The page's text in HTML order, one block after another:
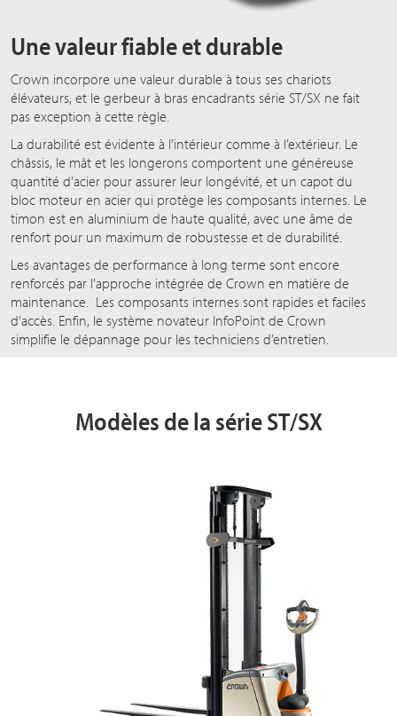
Une valeur fiable et durable
Crown incorpore une valeur durable à tous ses chariots
élévateurs, et le gerbeur à bras encadrants série ST/SX ne fait
pas exception à cette règle.
La durabilité est évidente à l’intérieur comme à l’extérieur. Le
châssis, le mât et les longerons comportent une généreuse
quantité d’acier pour assurer leur longévité, et un capot du
bloc moteur en acier qui protège les composants internes. Le
timon est en aluminium de haute qualité, avec une âme de
renfort pour un maximum de robustesse et de durabilité.
Les avantages de performance à long terme sont encore
renforcés par l’approche intégrée de Crown en matière de
maintenance. Les composants internes sont rapides et faciles
d’accès. Enfin, le système novateur InfoPoint de Crown
simplifie le dépannage pour les techniciens d’entretien.
Modèles de la série ST/SX